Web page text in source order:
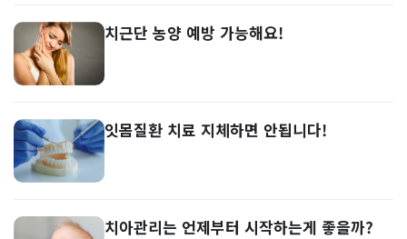
치근단 농양 예방 가능해요!
잇몸질환 치료 지체하면 안됩니다!
치아관리는 언제부터 시작하는게 좋을까?